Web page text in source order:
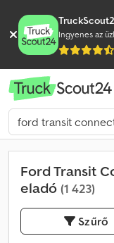
Ingyenes az
Ford Transit
eladó (1 423)
Szűrő